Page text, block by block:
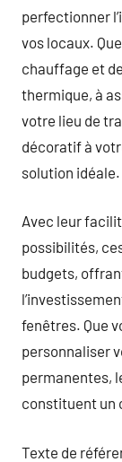
perfectionner
vos locaux.
chauffage et
thermique, à
votre lieu de
décoratif à
solution idéale.
Avec leur
possibilités,
budgets,
fenêtres. Que
personnaliser
permanentes,
constituent un
Texte de